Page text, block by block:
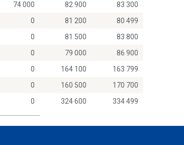
74 000 82 900
83 300
0 81 200
80 499
0 81 500
83 800
0 79 000
86 900
0 164 100
163 799
0 160 500
170 700
0 324 600 334 499